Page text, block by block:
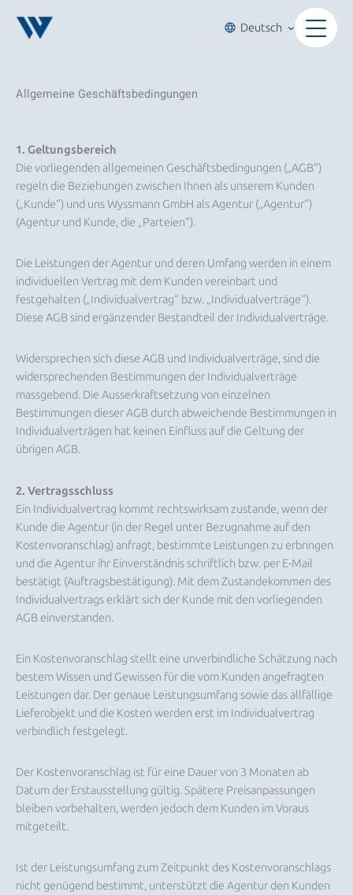
Inhalt
springen
Deutsch
Allgemeine Geschäftsbedingungen
1. Geltungsbereich
Die vorliegenden allgemeinen Geschäftsbedingungen („AGB“)
regeln die Beziehungen zwischen Ihnen als unserem Kunden
(„Kunde“) und uns Wyssmann GmbH als Agentur („Agentur“)
(Agentur und Kunde, die „Parteien“).
Die Leistungen der Agentur und deren Umfang werden in einem
individuellen Vertrag mit dem Kunden vereinbart und
festgehalten („Individualvertrag“ bzw. „Individualverträge“).
Diese AGB sind ergänzender Bestandteil der Individualverträge.
Widersprechen sich diese AGB und Individualverträge, sind die
widersprechenden Bestimmungen der Individualverträge
massgebend. Die Ausserkraftsetzung von einzelnen
Bestimmungen dieser AGB durch abweichende Bestimmungen in
Individualverträgen hat keinen Einfluss auf die Geltung der
übrigen AGB.
2. Vertragsschluss
Ein Individualvertrag kommt rechtswirksam zustande, wenn der
Kunde die Agentur (in der Regel unter Bezugnahme auf den
Kostenvoranschlag) anfragt, bestimmte Leistungen zu erbringen
und die Agentur ihr Einverständnis schriftlich bzw. per E-Mail
bestätigt (Auftragsbestätigung). Mit dem Zustandekommen des
Individualvertrags erklärt sich der Kunde mit den vorliegenden
AGB einverstanden.
Ein Kostenvoranschlag stellt eine unverbindliche Schätzung nach
bestem Wissen und Gewissen für die vom Kunden angefragten
Leistungen dar. Der genaue Leistungsumfang sowie das allfällige
Lieferobjekt und die Kosten werden erst im Individualvertrag
verbindlich festgelegt.
Der Kostenvoranschlag ist für eine Dauer von 3 Monaten ab
Datum der Erstausstellung gültig. Spätere Preisanpassungen
bleiben vorbehalten, werden jedoch dem Kunden im Voraus
mitgeteilt.
Ist der Leistungsumfang zum Zeitpunkt des Kostenvoranschlags
nicht genügend bestimmt, unterstützt die Agentur den Kunden